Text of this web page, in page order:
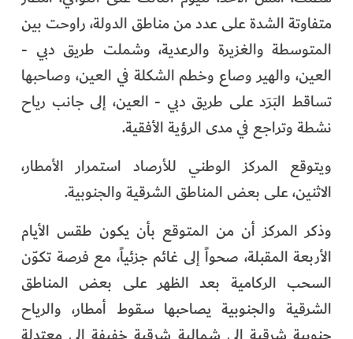
متفاوتة الشدة على عدد من مناطق الدولة، راوحت بين
المتوسطة والغزيرة والرعدية، وشملت طريق دبي -
العين، والهير وصاع وخطم الشكلة في العين، وصاحبها
تساقط البَرَد على طريق دبي - العين، إلى جانب رياح
نشطة وتراجع في مدى الرؤية الأفقية.
ويتوقع المركز الوطني للأرصاد استمرار الأمطار،
الاثنين، على بعض المناطق الشرقية والجنوبية.
وذكر المركز أن من المتوقع بأن يكون طقس الأيام
الأربعة المقبلة، صحواً إلى غائم جزئياً، مع فرصة تكوّن
السحب الركامية بعد الظهر على بعض المناطق
الشرقية والجنوبية يصاحبها سقوط أمطار، والرياح